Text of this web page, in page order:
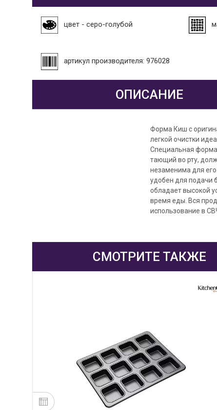
цвет - серо-голубой
артикул производителя: 976028
ОПИСАНИЕ
Форма Киш с
легкой очистки
Специальная
тающий во рту,
незаменима для
удобен для подачи
обладает высокой
время еды. Вся
использование в
СМОТРИТЕ ТАКЖЕ